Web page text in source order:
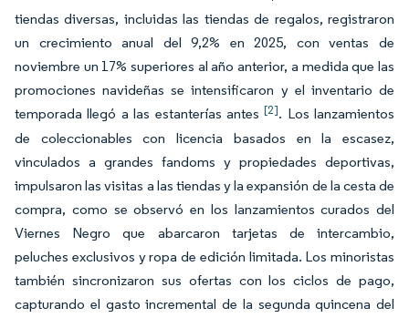
tiendas diversas, incluidas las tiendas de regalos, registraron
un crecimiento anual del 9,2% en 2025, con ventas de
noviembre un 17% superiores al año anterior, a medida que las
promociones navideñas se intensificaron y el inventario de
temporada llegó a las estanterías antes[2]. Los lanzamientos
de coleccionables con licencia basados en la escasez,
vinculados a grandes fandoms y propiedades deportivas,
impulsaron las visitas a las tiendas y la expansión de la cesta de
compra, como se observó en los lanzamientos curados del
Viernes Negro que abarcaron tarjetas de intercambio,
peluches exclusivos y ropa de edición limitada. Los minoristas
también sincronizaron sus ofertas con los ciclos de pago,
capturando el gasto incremental de la segunda quincena del